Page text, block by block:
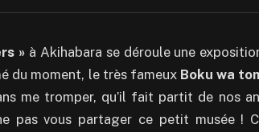
» à Akihabara se déroule une
du moment, le très fameux Boku wa
me tromper, qu’il fait partit de nos
pas vous partager ce petit musée !